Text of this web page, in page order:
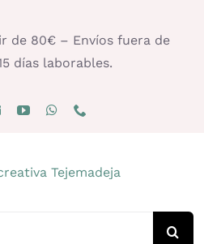
de 80€ – Envíos fuera de
días laborables.